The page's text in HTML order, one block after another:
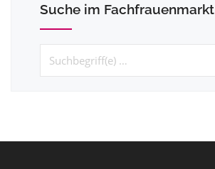
Suche im Fachfrauenmarkt